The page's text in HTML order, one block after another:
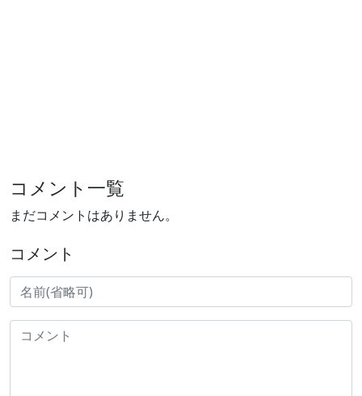
コメント一覧
まだコメントはありません。
コメント